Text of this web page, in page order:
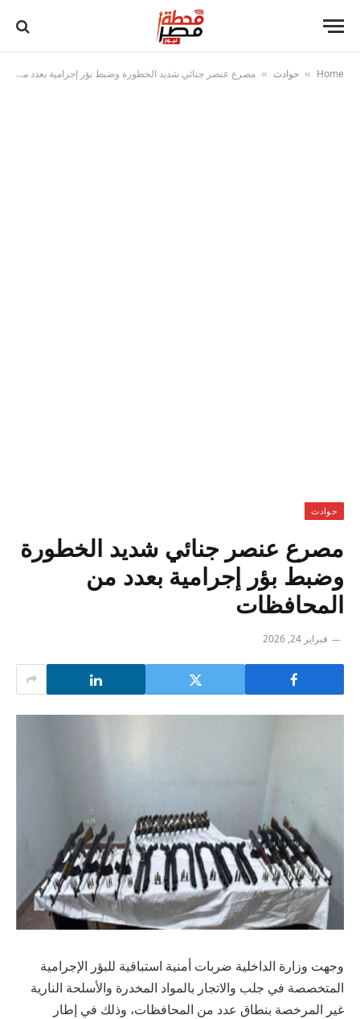
Home
» حوادث » مصرع عنصر جنائي شديد الخطورة وضبط بؤر إجرامية بعدد من المحافظات
حوادث
مصرع عنصر جنائي شديد الخطورة
وضبط بؤر إجرامية بعدد من
المحافظات
فبراير 24, 2026
وجهت وزارة الداخلية ضربات أمنية استباقية للبؤر الإجرامية
المتخصصة في جلب والاتجار بالمواد المخدرة والأسلحة النارية
غير المرخصة بنطاق عدد من المحافظات، وذلك في إطار